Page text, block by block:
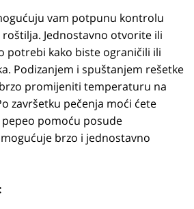
vam potpunu kontrolu
Jednostavno otvorite ili
potrebi kako biste ograničili ili
Podizanjem i spuštanjem rešetke
promijeniti temperaturu na
završetku pečenja moći ćete
pomoću posude
brzo i jednostavno